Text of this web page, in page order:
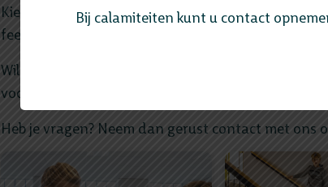
Kies jij voor onze school? Kom je dan vooral
feestelijk moment van!
Wil jij eerder een indruk krijgen van onze school?
vooral ook de rest van de website.
Heb je vragen? Neem dan gerust contact met ons
Bij calamiteiten kunt u contact